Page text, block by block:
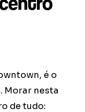
é o
Morar nesta
de tudo: